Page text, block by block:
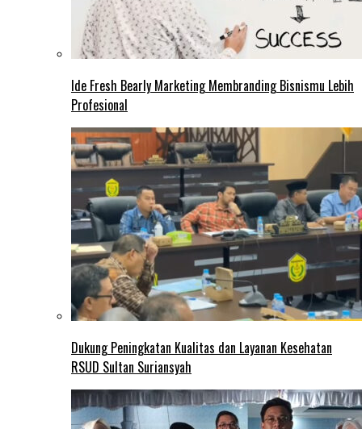
Ide Fresh Bearly Marketing Membranding Bisnismu Lebih
Profesional
Dukung Peningkatan Kualitas dan Layanan Kesehatan
RSUD Sultan Suriansyah